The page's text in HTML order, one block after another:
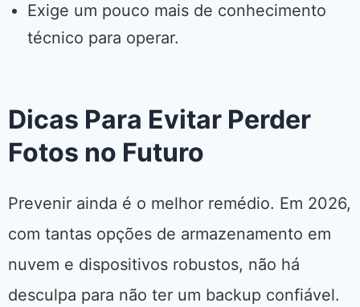
Exige um pouco mais de conhecimento
técnico para operar.
Dicas Para Evitar Perder
Fotos no Futuro
Prevenir ainda é o melhor remédio. Em 2026,
com tantas opções de armazenamento em
nuvem e dispositivos robustos, não há
desculpa para não ter um backup confiável.